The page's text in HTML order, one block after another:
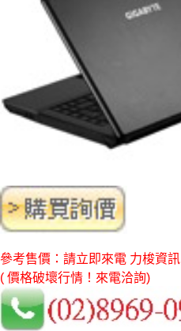
參考售價：請立即來電 力梭資訊
( 價格破壞行情！來電洽詢)